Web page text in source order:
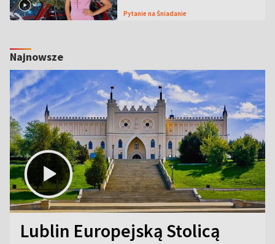
Pytanie na Śniadanie
Najnowsze
Lublin Europejską Stolicą